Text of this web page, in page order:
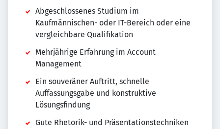
Abgeschlossenes Studium im
Kaufmännischen- oder IT-Bereich oder eine
vergleichbare Qualifikation
Mehrjährige Erfahrung im Account
Management
Ein souveräner Auftritt, schnelle
Auffassungsgabe und konstruktive
Lösungsfindung
Gute Rhetorik- und Präsentationstechniken